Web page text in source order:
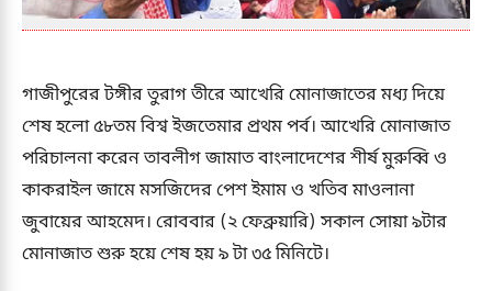
গাজীপুরের টঙ্গীর তুরাগ তীরে আখেরি মোনাজাতের মধ্য দিয়ে
শেষ হলো ৫৮তম বিশ্ব ইজতেমার প্রথম পর্ব। আখেরি মোনাজাত
পরিচালনা করেন তাবলীগ জামাত বাংলাদেশের শীর্ষ মুরুব্বি ও
কাকরাইল জামে মসজিদের পেশ ইমাম ও খতিব মাওলানা
জুবায়ের আহমেদ। রোববার (২ ফেব্রুয়ারি) সকাল সোয়া ৯টার
মোনাজাত শুরু হয়ে শেষ হয় ৯ টা ৩৫ মিনিটে।